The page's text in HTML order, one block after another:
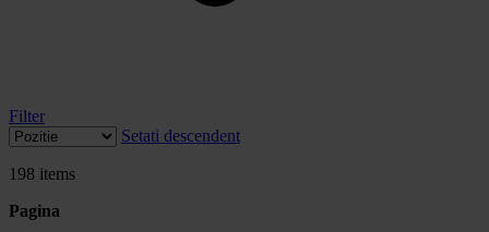
Filter
Setati descendent
198 items
Pagina